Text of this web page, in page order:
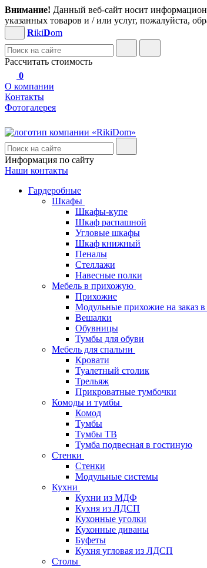
Внимание! Данный веб-сайт носит
указанных товаров и / или услуг, пожалуйста,
RikiDom
Рассчитать стоимость
0
О компании
Контакты
Фотогалерея
Информация по сайту
Наши контакты
Гардеробные
Шкафы
Шкафы-купе
Шкаф распашной
Угловые шкафы
Шкаф книжный
Пеналы
Стеллажи
Навесные полки
Мебель в прихожую
Прихожие
Модульные прихожие на заказ
Вешалки
Обувницы
Тумбы для обуви
Мебель для спальни
Кровати
Туалетный столик
Трельяж
Прикроватные тумбочки
Комоды и тумбы
Комод
Тумбы
Тумбы ТВ
Тумба подвесная в гостиную
Стенки
Стенки
Модульные системы
Кухни
Кухни из МДФ
Кухня из ЛДСП
Кухонные уголки
Кухонные диваны
Буфеты
Кухня угловая из ЛДСП
Столы